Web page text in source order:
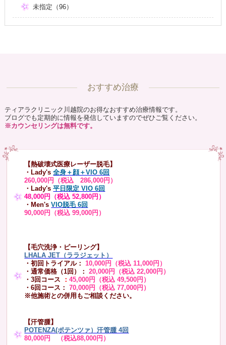
未指定（96）
おすすめ治療
ティアラクリニック川越院のお得なおすすめ治療情報です。
ブログでも定期的に情報を発信していますのでぜひご覧ください。
※カウンセリングは無料です。
【熱破壊式医療レーザー脱毛】
・Lady's 全身＋顔＋VIO 6回
260,000円（税込 286,000円）
・Lady's平日限定 VIO 6回
48,000円（税込 52,800円）
・Men's VIO脱毛 6回
90,000円（税込 99,000円）
【毛穴洗浄・ピーリング】
LHALA JET（ララジェット）
・初回トライアル：10,000円（税込 11,000円）
・通常価格（1回）：
20,000円（税込 22,000円）
・3回コース ：45,000円（税込 49,500円）
・6回コース：
70,000円（税込 77,000円）
※他施術との併用もご相談ください。
【汗管腫】
POTENZA(ポテンツァ）汗管腫 4回
80,000円 （税込88,000円）